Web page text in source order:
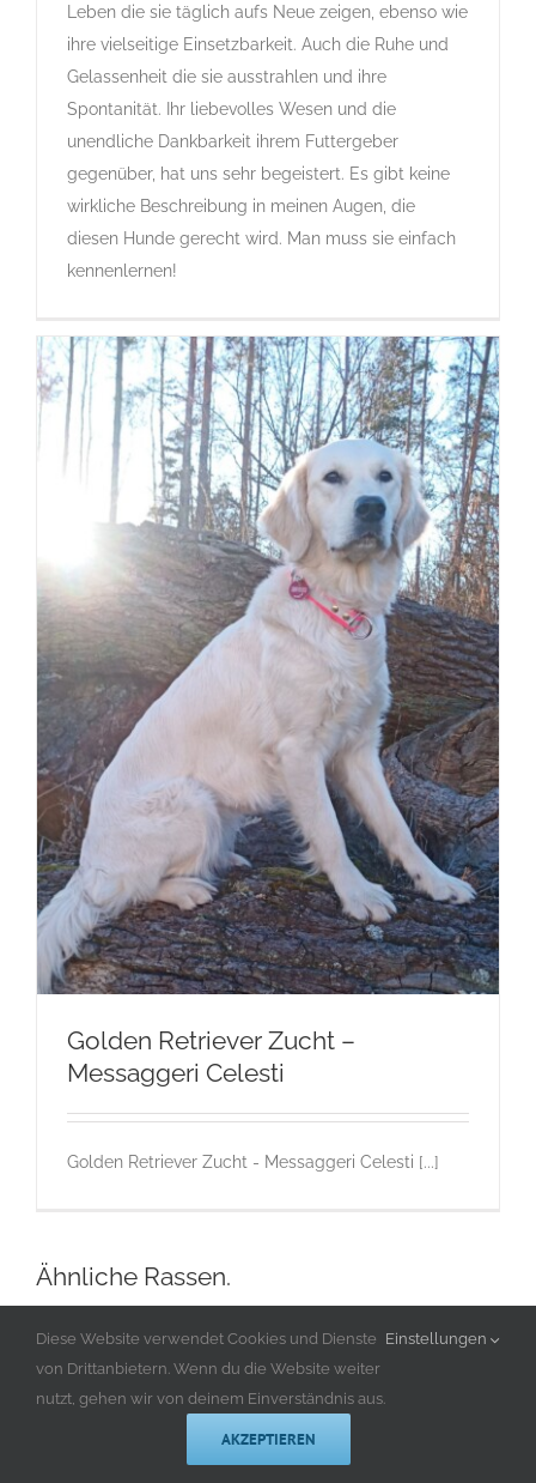
Leben die sie täglich aufs Neue zeigen, ebenso wie
ihre vielseitige Einsetzbarkeit. Auch die Ruhe und
Gelassenheit die sie ausstrahlen und ihre
Spontanität. Ihr liebevolles Wesen und die
unendliche Dankbarkeit ihrem Futtergeber
gegenüber, hat uns sehr begeistert. Es gibt keine
wirkliche Beschreibung in meinen Augen, die
diesen Hunde gerecht wird. Man muss sie einfach
kennenlernen!
G Gruppe 8-Sektion 1-Golden Retriever
Landesgruppe
Retriever
Rassehunde von A bis Z
Golden Retriever Zucht –
Messaggeri Celesti
Golden Retriever Zucht - Messaggeri Celesti [...]
Ähnliche Rassen.
Diese Website verwendet Cookies und Dienste
von Drittanbietern. Wenn du die Website weiter
nutzt, gehen wir von deinem Einverständnis aus.
Einstellungen
AKZEPTIEREN